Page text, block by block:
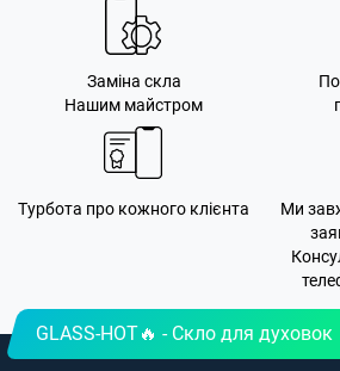
Заміна скла
Нашим майстром
Турбота про кожного клієнта
Ми
GLASS-HOT🔥 - Скло для духовок